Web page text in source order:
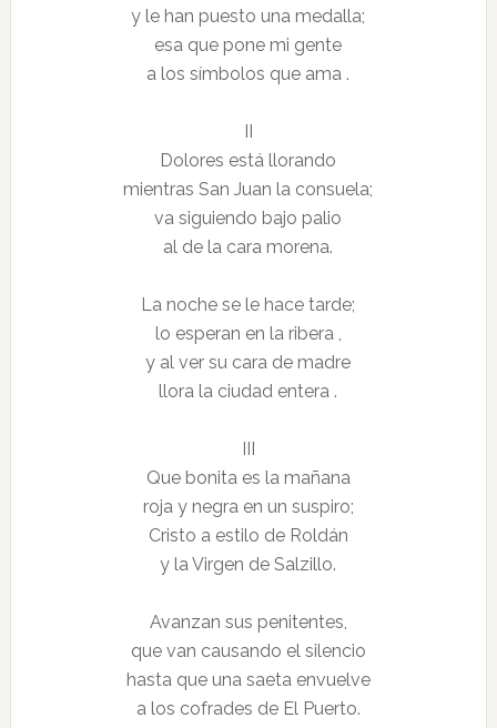
y le han puesto una medalla;
esa que pone mi gente
a los símbolos que ama .
II
Dolores está llorando
mientras San Juan la consuela;
va siguiendo bajo palio
al de la cara morena.
La noche se le hace tarde;
lo esperan en la ribera ,
y al ver su cara de madre
llora la ciudad entera .
III
Que bonita es la mañana
roja y negra en un suspiro;
Cristo a estilo de Roldán
y la Virgen de Salzillo.
Avanzan sus penitentes,
que van causando el silencio
hasta que una saeta envuelve
a los cofrades de El Puerto.